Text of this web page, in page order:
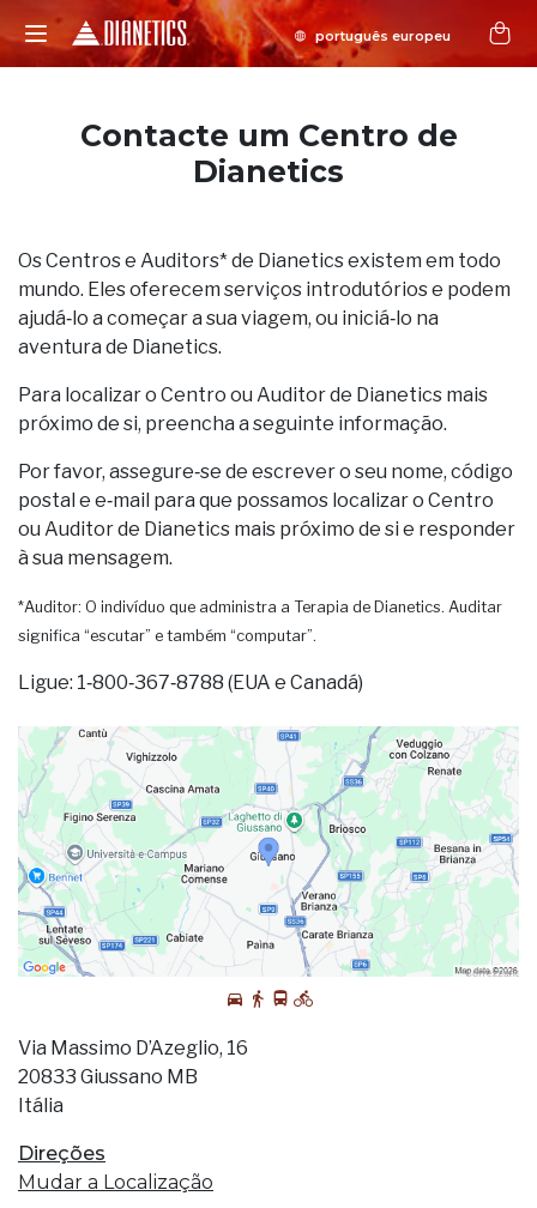
Contacte um Centro de
Dianetics
Os Centros e Auditors* de Dianetics existem em todo
mundo. Eles oferecem serviços introdutórios e podem
ajudá‑lo a começar a sua viagem, ou iniciá‑lo na
aventura de Dianetics.
Para localizar o Centro ou Auditor de Dianetics mais
próximo de si, preencha a seguinte informação.
Por favor, assegure‑se de escrever o seu nome, código
postal e e‑mail para que possamos localizar o Centro
ou Auditor de Dianetics mais próximo de si e responder
à sua mensagem.
*Auditor: O indivíduo que administra a Terapia de Dianetics. Auditar
significa “escutar” e também “computar”.
Ligue: 1‑800‑367‑8788 (EUA e Canadá)
Via Massimo D’Azeglio, 16
20833 Giussano MB
Itália
Direções
Mudar a Localização